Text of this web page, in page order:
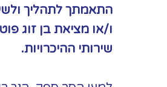
התאמתך לתהליך
ו/או מציאת בן זוג
שירותי ההיכרויות.